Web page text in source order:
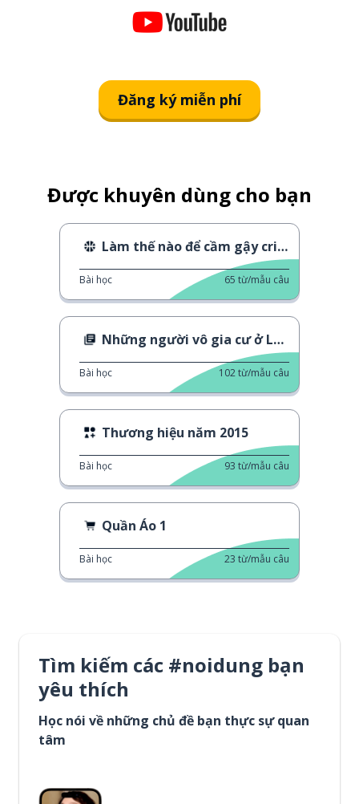
Đăng ký miễn phí
Được khuyên dùng cho bạn
Làm thế nào để cầm gậy cricket
Bài học 65 từ/mẫu câu
Những người vô gia cư ở Luân Đôn
Bài học 102từ/mẫu câu
Thương hiệu năm 2015
Bài học 93 từ/mẫu câu
Quần Áo 1
Bài học 23 từ/mẫu câu
Tìm kiếm các #noidung bạn
yêu thích
Học nói về những chủ đề bạn thực sự quan
tâm